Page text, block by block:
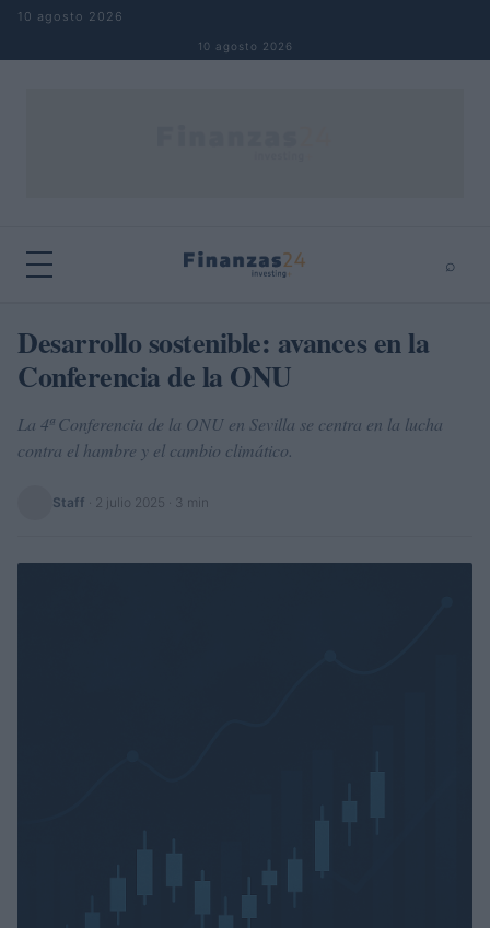
Saltar al contenido
10 agosto 2026
10 agosto 2026
⌕
Buscar ⌕
Desarrollo sostenible: avances en la
Conferencia de la ONU
La 4ª Conferencia de la ONU en Sevilla se centra en la lucha
contra el hambre y el cambio climático.
Staff 2 julio 2025 · 3 min